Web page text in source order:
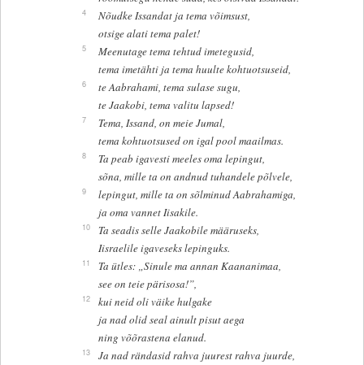
4
Nõudke Issandat ja tema võimsust,
otsige alati tema palet!
5
Meenutage tema tehtud imetegusid,
tema imetähti ja tema huulte kohtuotsuseid,
6
te Aabrahami, tema sulase sugu,
te Jaakobi, tema valitu lapsed!
7
Tema, Issand, on meie Jumal,
tema kohtuotsused on igal pool maailmas.
8
Ta peab igavesti meeles oma lepingut,
sõna, mille ta on andnud tuhandele põlvele,
9
lepingut, mille ta on sõlminud Aabrahamiga,
ja oma vannet Iisakile.
10
Ta seadis selle Jaakobile määruseks,
Iisraelile igaveseks lepinguks.
11
Ta ütles: „Sinule ma annan Kaananimaa,
see on teie pärisosa!”,
12
kui neid oli väike hulgake
ja nad olid seal ainult pisut aega
ning võõrastena elanud.
13
Ja nad rändasid rahva juurest rahva juurde,